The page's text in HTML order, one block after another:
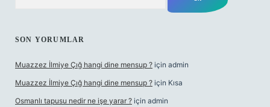
SON YORUMLAR
Muazzez İlmiye Çığ hangi dine mensup ? için admin
Muazzez İlmiye Çığ hangi dine mensup ? için Kısa
Osmanlı tapusu nedir ne işe yarar ? için admin